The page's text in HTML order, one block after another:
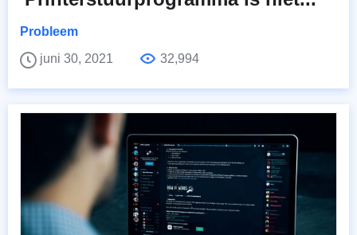
Probleem
juni 30, 2021
32,994